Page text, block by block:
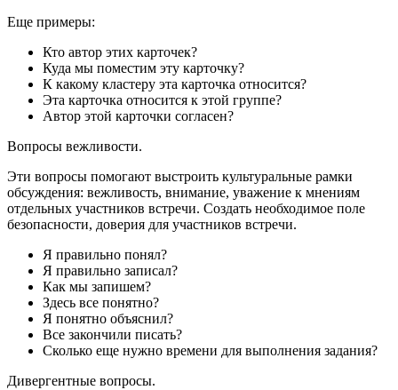
Еще примеры:
Кто автор этих карточек?
Куда мы поместим эту карточку?
К какому кластеру эта карточка относится?
Эта карточка относится к этой группе?
Автор этой карточки согласен?
Вопросы вежливости.
Эти вопросы помогают выстроить культуральные рамки
обсуждения: вежливость, внимание, уважение к мнениям
отдельных участников встречи. Создать необходимое поле
безопасности, доверия для участников встречи.
Я правильно понял?
Я правильно записал?
Как мы запишем?
Здесь все понятно?
Я понятно объяснил?
Все закончили писать?
Сколько еще нужно времени для выполнения задания?
Дивергентные вопросы.